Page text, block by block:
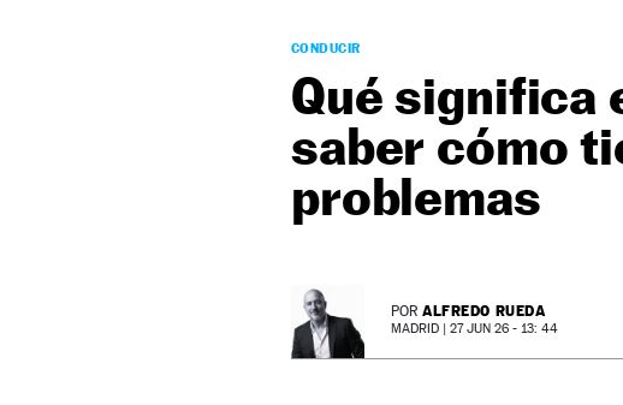
CONDUCIR
Qué significa
saber cómo
problemas
POR ALFREDO RUEDA
MADRID | 27 JUN 26 - 13: 44